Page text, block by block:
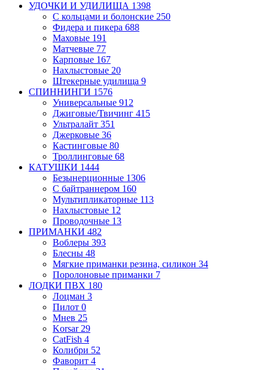
УДОЧКИ И УДИЛИЩА 1398
С кольцами и болонские 250
Фидера и пикера 688
Маховые 191
Матчевые 77
Карповые 167
Нахлыстовые 20
Штекерные удилища 9
СПИННИНГИ 1576
Универсальные 912
Джиговые/Твичинг 415
Ультралайт 351
Джерковые 36
Кастинговые 80
Троллинговые 68
КАТУШКИ 1444
Безынерционные 1306
С байтраннером 160
Мультипликаторные 113
Нахлыстовые 12
Проводочные 13
ПРИМАНКИ 482
Воблеры 393
Блесны 48
Мягкие приманки резина, силикон 34
Поролоновые приманки 7
ЛОДКИ ПВХ 180
Лоцман 3
Пилот 0
Мнев 25
Korsar 29
CatFish 4
Колибри 52
Фаворит 4